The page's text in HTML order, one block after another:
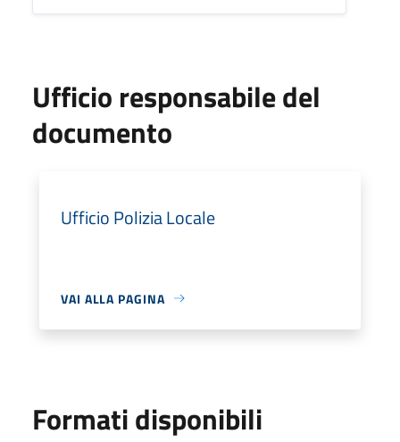
Ufficio responsabile del
documento
Ufficio Polizia Locale
VAI ALLA PAGINA
Formati disponibili